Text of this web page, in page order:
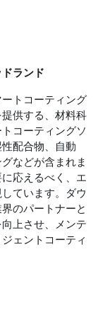
ランド
トコーティング
供する、材料科
コーティングソ
配合物、自動
などが含まれま
応えるべく、エ
ています。ダウ
のパートナーと
上させ、メンテ
ェントコーティ